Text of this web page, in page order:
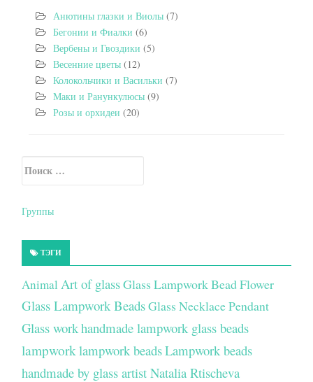
Анютины глазки и Виолы (7)
Бегонии и Фиалки (6)
Вербены и Гвоздики (5)
Весенние цветы (12)
Колокольчики и Васильки (7)
Маки и Ранункулюсы (9)
Розы и орхидеи (20)
Secondary Sidebar
Искать:
Группы
ТЭГИ
Animal Art of glassGlass Lampwork Bead Flower
Glass Lampwork BeadsGlass Necklace Pendant
Glass workhandmade lampwork glass beads
lampwork lampwork beadsLampwork beads
handmade by glass artist Natalia Rtischeva